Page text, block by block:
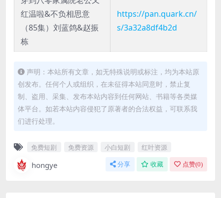
红温啦&不负相思意
（85集）刘蓝鸽&赵振
栋
https://pan.quark.cn/
s/3a32a8df4b2d
声明：本站所有文章，如无特殊说明或标注，均为本站原
创发布。任何个人或组织，在未征得本站同意时，禁止复
制、盗用、采集、发布本站内容到任何网站、书籍等各类媒
体平台。如若本站内容侵犯了原著者的合法权益，可联系我
们进行处理。
免费短剧 免费资源 小白短剧 红叶资源
hongye 分享 收藏 点赞(0)